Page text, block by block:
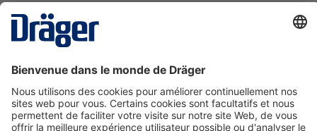
Nous contacter